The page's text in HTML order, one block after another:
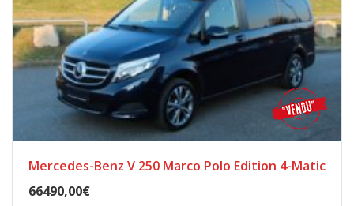
Mercedes-Benz V 250 Marco Polo Edition 4-Matic
66490,00€